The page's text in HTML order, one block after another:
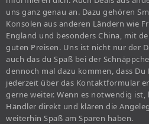
uns ganz genau an. Dazu gehören
Konsolen aus anderen Ländern wie
England und besonders China, mit
guten Preisen. Uns ist nicht nur der
auch das du Spaß bei der
dennoch mal dazu kommen, dass
jederzeit über das Kontaktformular
gerne weiter. Wenn es notwendig
Händler direkt und klären die
weiterhin Spaß am Sparen haben.